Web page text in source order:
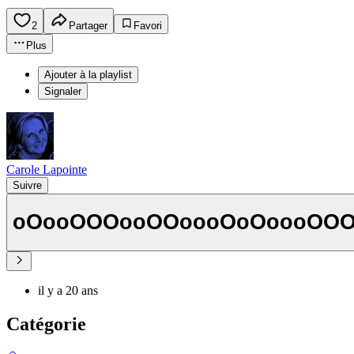
2 Partager
Favori
Plus
Ajouter à la playlist
Signaler
Carole Lapointe
Suivre
il y a 20 ans
Catégorie